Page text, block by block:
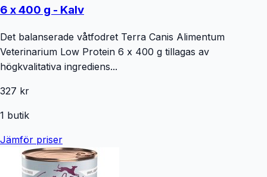
6 x 400 g - Kalv
Det balanserade våtfodret Terra Canis Alimentum
Veterinarium Low Protein 6 x 400 g tillagas av
högkvalitativa ingrediens...
327 kr
1 butik
Jämför priser